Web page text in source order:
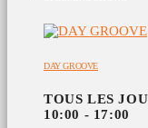
DAY GROOVE
TOUS LES
10:00 - 17:00